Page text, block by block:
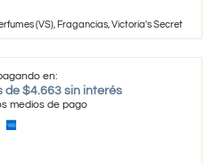
(VS), Fragancias,Victoria's Secret
en:
de $4.663 sin interés
medios de pago